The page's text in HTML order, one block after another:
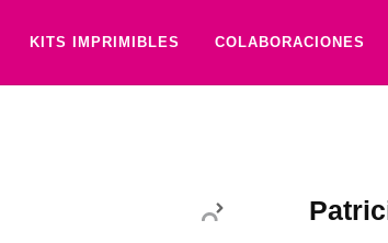
KITS IMPRIMIBLES COLABORACIONES